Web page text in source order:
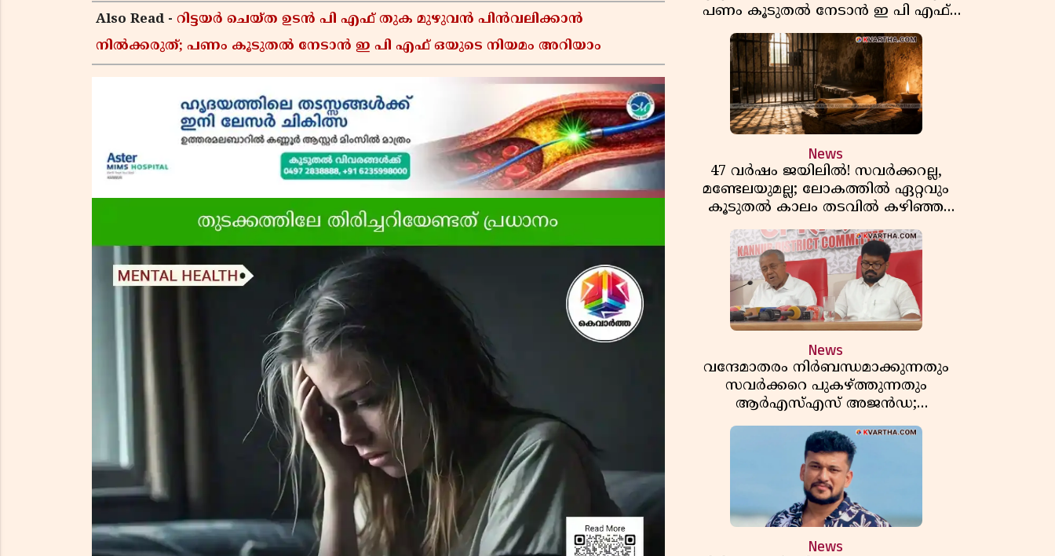
Also Read - റിട്ടയർ ചെയ്ത ഉടൻ പി എഫ് തുക മുഴുവൻ പിൻവലിക്കാൻ
നിൽക്കരുത്; പണം കൂടുതൽ നേടാൻ ഇ പി എഫ് ഒയുടെ നിയമം അറിയാം
പണം കൂടുതൽ നേടാൻ ഇ പി എഫ്
ഒയുടെ നിയമം അറിയാം
News
47 വർഷം ജയിലിൽ! സവർക്കറല്ല,
മണ്ടേലയുമല്ല; ലോകത്തിൽ ഏറ്റവും
കൂടുതൽ കാലം തടവിൽ കഴിഞ്ഞ
രാഷ്ട്രീയ തടവുകാരൻ ഇദ്ദേഹം! ഒരു
ഇന്ത്യൻ സ്വാതന്ത്ര്യസമര സേനാനിയുടെ
വേറിട്ട കഥ
News
വന്ദേമാതരം നിർബന്ധമാക്കുന്നതും
സവർക്കറെ പുകഴ്ത്തുന്നതും
ആർഎസ്എസ് അജൻഡ;
സർക്കാരിനെതിരെ പിണറായി വിജയൻ
News